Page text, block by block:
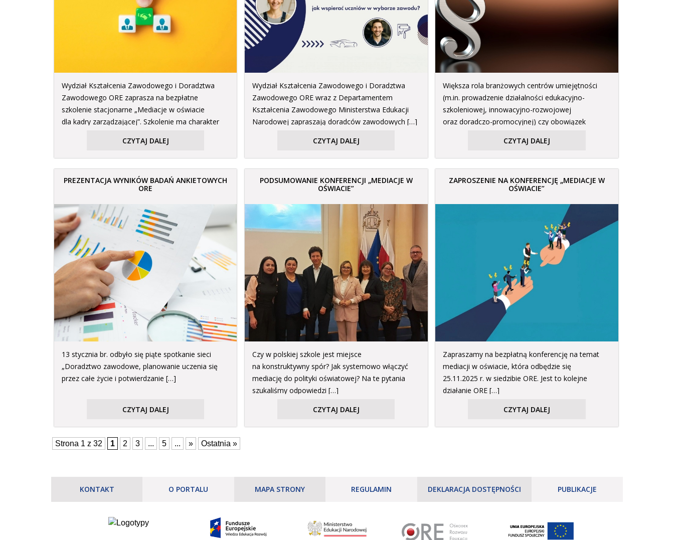
Wydział Kształcenia Zawodowego i Doradztwa
Zawodowego ORE zaprasza na bezpłatne
szkolenie stacjonarne „Mediacje w oświacie
dla kadry zarządzającej”. Szkolenie ma charakter
CZYTAJ DALEJ
Wydział Kształcenia Zawodowego i Doradztwa
Zawodowego ORE wraz z Departamentem
Kształcenia Zawodowego Ministerstwa Edukacji
Narodowej zapraszają doradców zawodowych […]
CZYTAJ DALEJ
Większa rola branżowych centrów umiejętności
(m.in. prowadzenie działalności edukacyjno-
szkoleniowej, innowacyjno-rozwojowej
oraz doradczo-promocyjnej) czy obowiązek
CZYTAJ DALEJ
PREZENTACJA WYNIKÓW BADAŃ ANKIETOWYCH
ORE
13 stycznia br. odbyło się piąte spotkanie sieci
„Doradztwo zawodowe, planowanie uczenia się
przez całe życie i potwierdzanie […]
CZYTAJ DALEJ
PODSUMOWANIE KONFERENCJI „MEDIACJE W
OŚWIACIE”
Czy w polskiej szkole jest miejsce
na konstruktywny spór? Jak systemowo włączyć
mediację do polityki oświatowej? Na te pytania
szukaliśmy odpowiedzi […]
CZYTAJ DALEJ
ZAPROSZENIE NA KONFERENCJĘ „MEDIACJE W
OŚWIACIE”
Zapraszamy na bezpłatną konferencję na temat
mediacji w oświacie, która odbędzie się
25.11.2025 r. w siedzibie ORE. Jest to kolejne
działanie ORE […]
CZYTAJ DALEJ
Strona 1 z 32 1 2 3 ... 5 ... » Ostatnia »
KONTAKT O PORTALU MAPA STRONY REGULAMIN DEKLARACJA DOSTĘPNOŚCI PUBLIKACJE